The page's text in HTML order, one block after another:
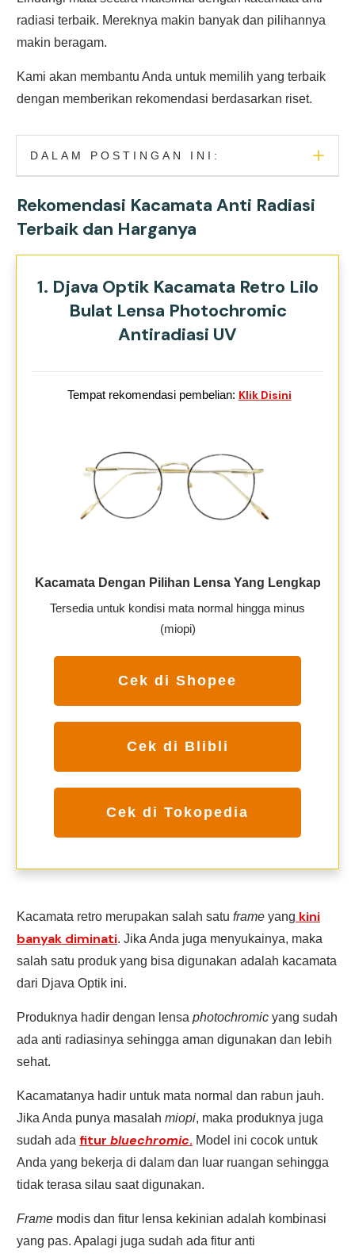
radiasi terbaik. Mereknya makin banyak dan pilihannya
makin beragam.
Kami akan membantu Anda untuk memilih yang terbaik
dengan memberikan rekomendasi berdasarkan riset.
DALAM POSTINGAN INI:
Rekomendasi Kacamata Anti Radiasi
Terbaik dan Harganya
1. Djava Optik Kacamata Retro Lilo
Bulat Lensa Photochromic
Antiradiasi UV
Tempat rekomendasi pembelian: Klik Disini
Kacamata Dengan Pilihan Lensa Yang Lengkap
Tersedia untuk kondisi mata normal hingga minus
(miopi)
Cek di Shopee
Cek di Blibli
Cek di Tokopedia
Kacamata retro merupakan salah satu frame yang kini
banyak diminati. Jika Anda juga menyukainya, maka
salah satu produk yang bisa digunakan adalah kacamata
dari Djava Optik ini.
Produknya hadir dengan lensa photochromic yang sudah
ada anti radiasinya sehingga aman digunakan dan lebih
sehat.
Kacamatanya hadir untuk mata normal dan rabun jauh.
Jika Anda punya masalah miopi, maka produknya juga
sudah ada fitur bluechromic. Model ini cocok untuk
Anda yang bekerja di dalam dan luar ruangan sehingga
tidak terasa silau saat digunakan.
Frame modis dan fitur lensa kekinian adalah kombinasi
yang pas. Apalagi juga sudah ada fitur anti